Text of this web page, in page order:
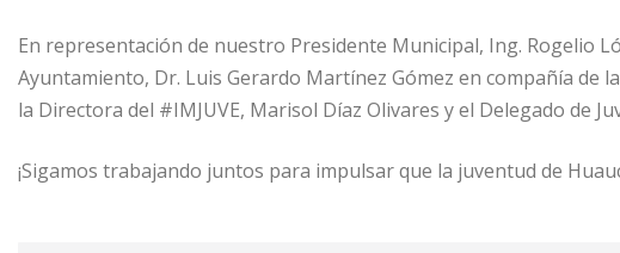
En representación de nuestro Presidente Municipal, Ing. Rogelio
Ayuntamiento, Dr. Luis Gerardo Martínez Gómez en compañía de
la Directora del #IMJUVE, Marisol Díaz Olivares y el Delegado de
¡Sigamos trabajando juntos para impulsar que la juventud de